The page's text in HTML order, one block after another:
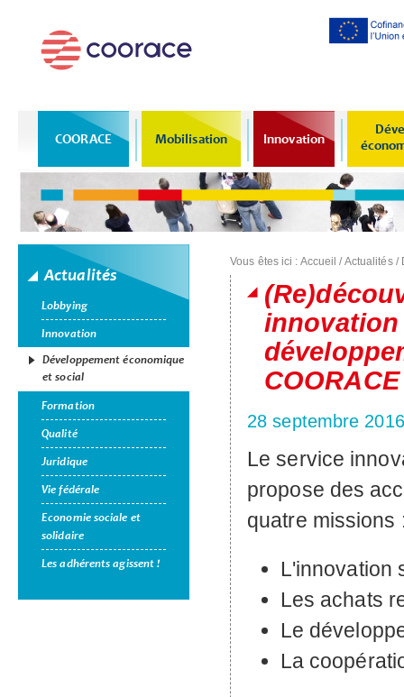
COORACE Mobilisation Innovation
Actualités
Lobbying
Innovation
Développement économique
et social
Formation
Qualité
Juridique
Vie fédérale
Economie sociale et
solidaire
Les adhérents agissent !
Vous êtes ici : Accueil /Actualités/
innovation
28 septembre 2016
Le service
propose des
quatre missions
L'innovation
Les achats
Le
La